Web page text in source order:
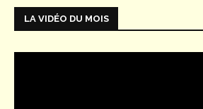
LA VIDÉO DU MOIS